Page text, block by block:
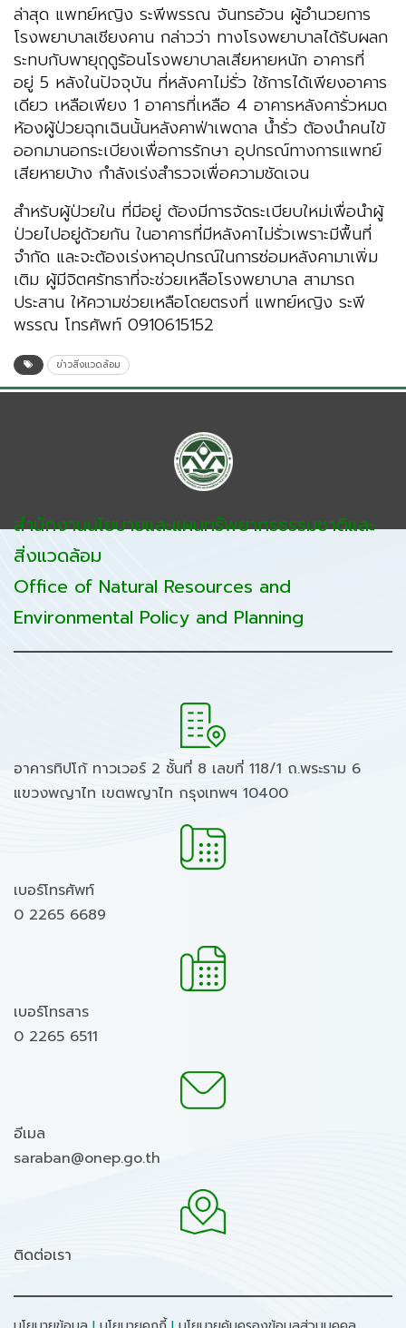
ล่าสุด แพทย์หญิง ระพีพรรณ จันทรอ้วน ผู้อำนวยการ
โรงพยาบาลเชียงคาน กล่าวว่า ทางโรงพยาบาลได้รับผลก
ระทบกับพายุฤดูร้อนโรงพยาบาลเสียหายหนัก อาคารที่
อยู่ 5 หลังในปัจจุบัน ที่หลังคาไม่รั่ว ใช้การได้เพียงอาคาร
เดียว เหลือเพียง 1 อาคารที่เหลือ 4 อาคารหลังคารั่วหมด
ห้องผู้ป่วยฉุกเฉินนั้นหลังคาฟ่าเพดาล น้ำรั่ว ต้องนำคนไข้
ออกมานอกระเบียงเพื่อการรักษา อุปกรณ์ทางการแพทย์
เสียหายบ้าง กำลังเร่งสำรวจเพื่อความชัดเจน
สำหรับผู้ป่วยใน ที่มีอยู่ ต้องมีการจัดระเบียบใหม่เพื่อนำผู้
ป่วยไปอยู่ด้วยกัน ในอาคารที่มีหลังคาไม่รั่วเพราะมีพื้นที่
จำกัด และจะต้องเร่งหาอุปกรณ์ในการซ่อมหลังคามาเพิ่ม
เติม ผู้มีจิตศรัทธาที่จะช่วยเหลือโรงพยาบาล สามารถ
ประสาน ให้ความช่วยเหลือโดยตรงที่ แพทย์หญิง ระพี
พรรณ โทรศัพท์ 0910615152
ข่าวสิ่งแวดล้อม
สำนักงานนโยบายและแผนทรัพยากรธรรมชาติและ
สิ่งแวดล้อม
Office of Natural Resources and
Environmental Policy and Planning
อาคารทิปโก้ ทาวเวอร์ 2 ชั้นที่ 8 เลขที่ 118/1 ถ.พระราม 6
แขวงพญาไท เขตพญาไท กรุงเทพฯ 10400
เบอร์โทรศัพท์
0 2265 6689
เบอร์โทรสาร
0 2265 6511
อีเมล
saraban@onep.go.th
ติดต่อเรา